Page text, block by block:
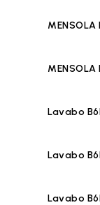
MENSOLA
MENSOLA
Lavabo
Lavabo
Lavabo